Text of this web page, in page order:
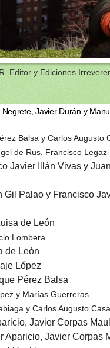
Editor y Ediciones
Negrete, Javier Durán y
y Carlos Augusto
de Rus, Francisco Legaz
Illán Vivas y Juan
Palao y Francisco
de León
Lombera
León
López
Pérez Balsa
y Marías Guerreras
y Carlos Augusto
Javier Corpas
Javier Corpas